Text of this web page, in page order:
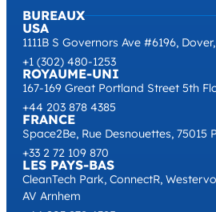
BUREAUX
USA
1111B S Governors Ave #6196,
+1 (302) 480-1253
ROYAUME-UNI
167-169 Great Portland Street 5th
+44 203 878 4385
FRANCE
Space2Be, Rue Desnouettes, 75015
+33 2 72 109 870
LES PAYS-BAS
CleanTech Park, ConnectR,
AV Arnhem